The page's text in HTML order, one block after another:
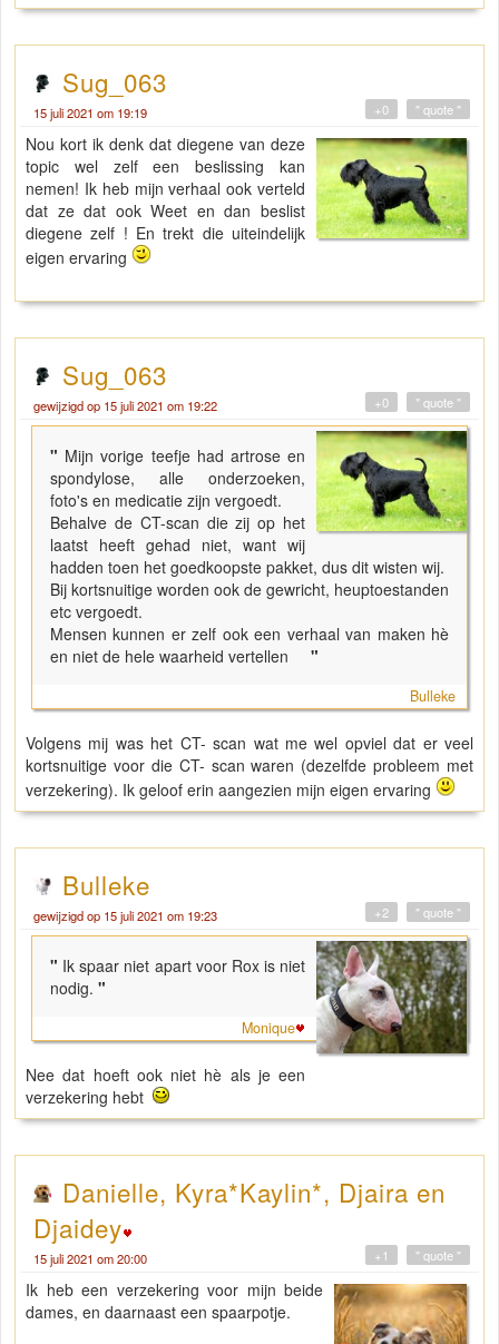
Sug_063
15 juli 2021 om 19:19 " quote "
+0
Nou kort ik denk dat diegene van deze
topic wel zelf een beslissing kan
nemen! Ik heb mijn verhaal ook verteld
dat ze dat ook Weet en dan beslist
diegene zelf ! En trekt die uiteindelijk
eigen ervaring
Sug_063
gewijzigd op 15 juli 2021 om 19:22 " quote "
+0
" Mijn vorige teefje had artrose en
spondylose, alle onderzoeken,
foto's en medicatie zijn vergoedt.
Behalve de CT-scan die zij op het
laatst heeft gehad niet, want wij
hadden toen het goedkoopste pakket, dus dit wisten wij.
Bij kortsnuitige worden ook de gewricht, heuptoestanden
etc vergoedt.
Mensen kunnen er zelf ook een verhaal van maken hè
en niet de hele waarheid vertellen
"
Bulleke
Volgens mij was het CT- scan wat me wel opviel dat er veel
kortsnuitige voor die CT- scan waren (dezelfde probleem met
verzekering). Ik geloof erin aangezien mijn eigen ervaring
Bulleke
gewijzigd op 15 juli 2021 om 19:23 " quote "
+2
" Ik spaar niet apart voor Rox is niet
nodig. "
Monique
Nee dat hoeft ook niet hè als je een
verzekering hebt
Danielle, Kyra*Kaylin*, Djaira en
Djaidey
15 juli 2021 om 20:00 " quote "
+1
Ik heb een verzekering voor mijn beide
dames, en daarnaast een spaarpotje.